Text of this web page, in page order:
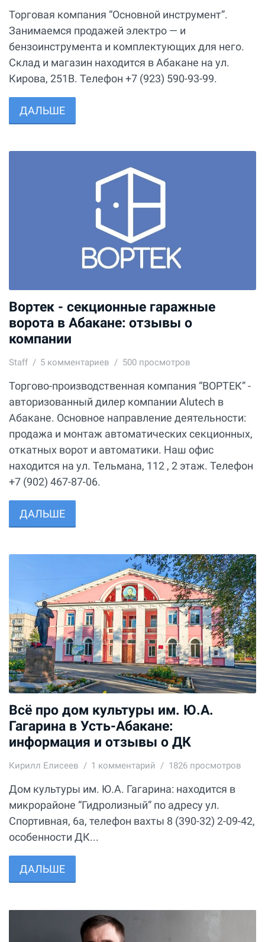
Торговая компания “Основной инструмент”.
Занимаемся продажей электро — и
бензоинструмента и комплектующих для него.
Склад и магазин находится в Абакане на ул.
Кирова, 251В. Телефон +7 (923) 590-93-99.
ДАЛЬШЕ
Вортек - секционные гаражные
ворота в Абакане: отзывы о
компании
Staff 5 комментариев 500 просмотров
Торгово-производственная компания “ВОРТЕК” -
авторизованный дилер компании Alutech в
Абакане. Основное направление деятельности:
продажа и монтаж автоматических секционных,
откатных ворот и автоматики. Наш офис
находится на ул. Тельмана, 112 , 2 этаж. Телефон
+7 (902) 467-87-06.
ДАЛЬШЕ
Всё про дом культуры им. Ю.А.
Гагарина в Усть-Абакане:
информация и отзывы о ДК
Кирилл Елисеев 1 комментарий 1826 просмотров
Дом культуры им. Ю.А. Гагарина: находится в
микрорайоне “Гидролизный” по адресу ул.
Спортивная, 6а, телефон вахты 8 (390-32) 2-09-42,
особенности ДК...
ДАЛЬШЕ